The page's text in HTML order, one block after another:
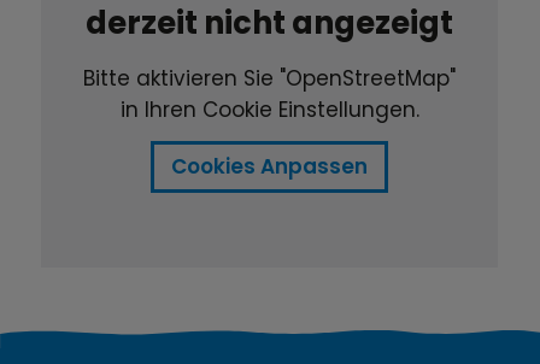
derzeit nicht angezeigt
Bitte aktivieren Sie "OpenStreetMap"
in Ihren Cookie Einstellungen.
Cookies Anpassen